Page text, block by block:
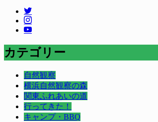
カテゴリー
自然観察
横浜自然観察の森
関東ふれあいの道
行ってきた！
キャンプ・BBQ